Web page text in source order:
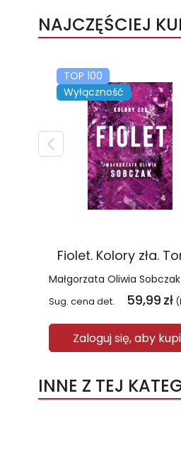
NAJCZĘŚCIEJ
TOP 100
Wyłączność
Fiolet. Kolory zła.
Małgorzata Oliwia Sobczak
Sug. cena det. 59,99 zł
Zaloguj się, aby
INNE Z TEJ